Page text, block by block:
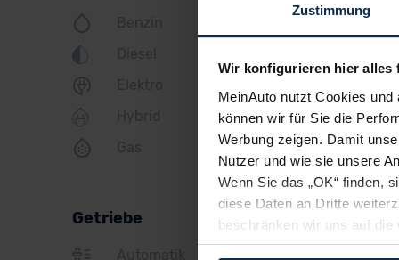
Zustimmung
Wir konfigurieren hier alles
MeinAuto nutzt Cookies
können wir für Sie die
Werbung zeigen. Damit
Nutzer und wie sie unsere
Wenn Sie das „OK“ finden,
diese Daten an Dritte
beschränken wir uns auf
Sie somit nicht perfekt auf
MINI
Mazda
Mercedes
Mitsubishi
Peugeot
Benzin
Diesel
Elektro
Hybrid
Gas
Getriebe
Automatik